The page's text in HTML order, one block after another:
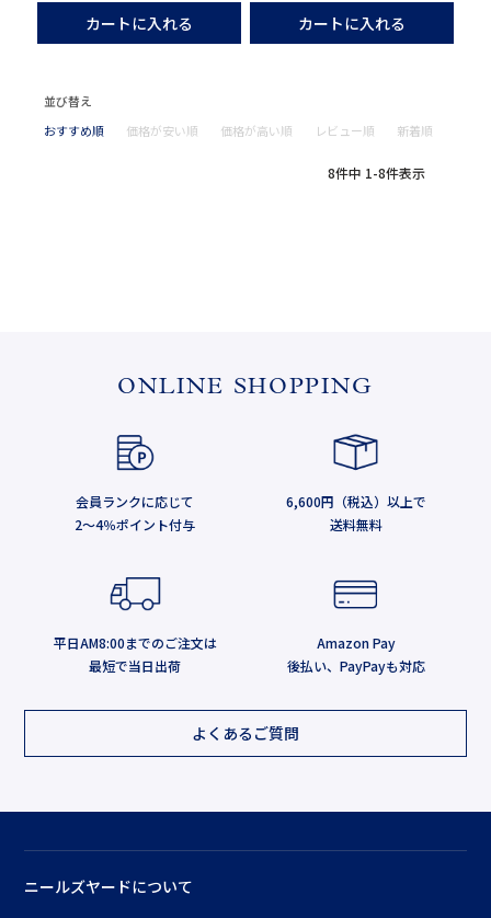
カートに入れる カートに入れる
並び替え
おすすめ順
価格が安い順 価格が高い順 レビュー順 新着順
8件中 1-8件表示
ONLINE SHOPPING
会員ランクに応じて
2～4％ポイント付与
6,600円（税込）以上で
送料無料
平日AM8:00までのご注文は
最短で当日出荷
Amazon Pay
後払い、PayPayも対応
よくあるご質問
ニールズヤードについて